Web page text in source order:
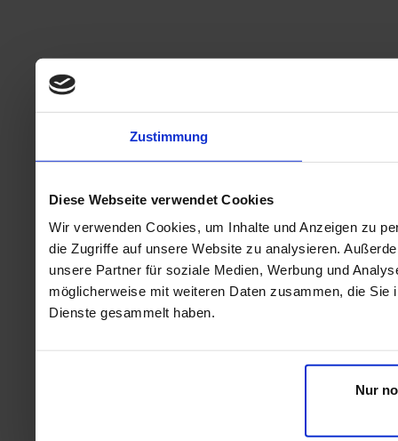
Zustimmung
Diese Webseite verwendet Cookies
Wir verwenden Cookies, um Inhalte und Anzeigen zu
die Zugriffe auf unsere Website zu analysieren.
unsere Partner für soziale Medien, Werbung und
möglicherweise mit weiteren Daten zusammen, die
Dienste gesammelt haben.
Nur